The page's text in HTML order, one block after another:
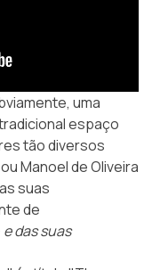
uma
espaço
tão diversos
Manoel de Oliveira
suas
de
e das suas